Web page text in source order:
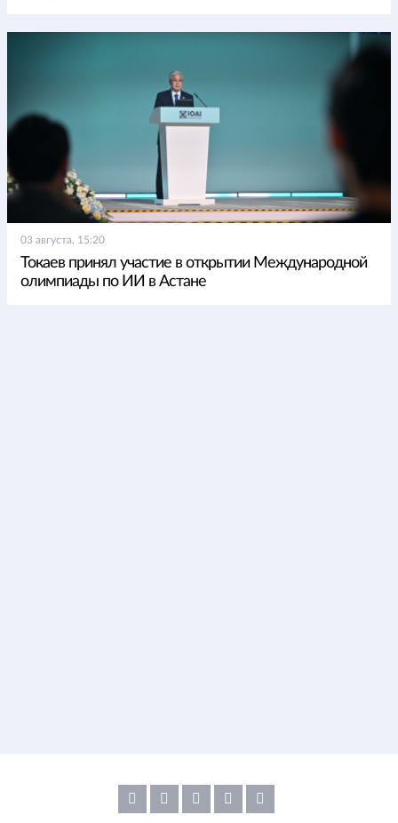
03 августа, 15:20
Токаев принял участие в открытии Международной
олимпиады по ИИ в Астане